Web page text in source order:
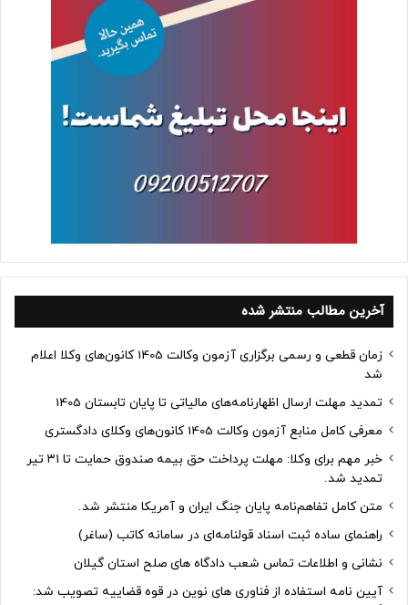
آخرین مطالب منتشر شده
زمان قطعی و رسمی برگزاری آزمون وکالت 1405 کانون‌های وکلا اعلام
شد
تمدید مهلت ارسال اظهارنامه‌های مالیاتی تا پایان تابستان 1405
معرفی کامل منابع آزمون وکالت 1405 کانون‌های وکلای دادگستری
خبر مهم برای وکلا: مهلت پرداخت حق بیمه صندوق حمایت تا ۳۱ تیر
تمدید شد.
متن کامل تفاهم‌نامه پایان جنگ ایران و آمریکا منتشر شد.
راهنمای ساده ثبت اسناد قولنامه‌ای در سامانه کاتب (ساغر)
نشانی و اطلاعات تماس شعب دادگاه های صلح استان گیلان
آیین نامه استفاده از فناوری های نوین در قوه قضاییه تصویب شد: